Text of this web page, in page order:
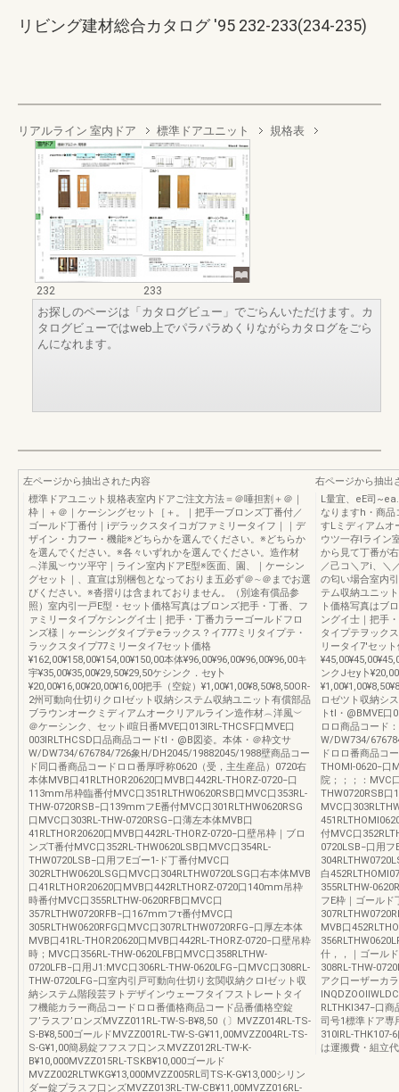
リビング建材総合カタログ '95 232-233(234-235)
リアルライン 室内ドア 標準ドアユニット 規格表
232
233
お探しのページは「カタログビュー」でごらんいただけます。カ
タログビューではweb上でパラパラめくりながらカタログをごら
んになれます。
左ページから抽出された内容
標準ドアユニット規格表室内ドアご注文方法＝＠唾担割＋＠｜
枠｜＋＠｜ケーシングセット［＋。｜把手一ブロンズ丁番付／
ゴールド丁番付｜iデラックスタイコガファミリータイフ｜｜デ
ザイン・力フー・機能※どちらかを選んでください。※どちらか
を選んでください。※各々いずれかを選んでください。造作材
︵洋風︶ウツ平守｜ライン室内ドアE型※医面、園、｜ケーシン
グセット｜、直宣は別梱包となっておりま五必ず＠∼＠までお選
びください。※沓摺りは含まれておりません。（別途有償品参
照）室内引一戸E型・セット価格写真はブロンズ把手・丁番、フ
ァミリータイプケシングイ士｜把手・丁番力ラーゴールドフロ
ンズ様｜ヶーシングタイプテeラックス？イ777ミリタイプテ・
ラックスタイプ77ミリータイ7セット価格
¥162,00¥158,00¥154,00¥150,00本体¥96,00¥96,00¥96,00¥96,00キ
宇¥35,00¥35,00¥29,50¥29,50ケシンク．セy卜
¥20,00¥16,00¥20,00¥16,00把手（空錠）¥1,00¥1,00¥8,50¥8,50OR-
2州可動向仕切りクロlゼット収納システム収納ユニット有償部品
ブラウンオークミディアムオークリアルライン造作材︵洋風︶
＠ケーシンク、セットi喧日番MVE口013IRL-THCSF口MVE口
003IRLTHCSD口品商品コードtl・@B図姿。本体・＠枠文サ
W/DW734/676784/726象H/DH2045/19882045/1988壁商品コー
ド同口番商品コードロロ番厚呼称0620（受，主生産品）0720右
本体MVB口41RLTHOR20620口MVB口442RL-THORZ-0720−口
113mm吊枠臨番付MVC口351RLTHW0620RSB口MVC口353RL-
THW-0720RSB−口139mmフE番付MVC口301RLTHW0620RSG
口MVC口303RL-THW-0720RSG−口薄左本体MVB口
41RLTHOR20620口MVB口442RL-THORZ-0720−口壁吊枠｜ブロ
ンズT番付MVC口352RL-THW0620LSB口MVC口354RL-
THW0720LSB−口用フEゴー1-ド丁番付MVC口
302RLTHW0620LSG口MVC口304RLTHW0720LSG口右本体MVB
口41RLTHOR20620口MVB口442RLTHORZ-0720口140mm吊枠
時番付MVC口355RLTHW-0620RFB口MVC口
357RLTHW0720RFB−口167mmフτ番付MVC口
305RLTHW0620RFG口MVC口307RLTHW0720RFG−口厚左本体
MVB口41RL-THOR20620口MVB口442RL-THORZ-0720−口壁吊粋
時；MVC口356RL-THW-0620LFB口MVC口358RLTHW-
0720LFB−口用J1:MVC口306RL-THW-0620LFG−口MVC口308RL-
THW-0720LFG−口室内引戸可動向仕切り玄関収納クロlゼット収
納システム階段芸ヲトデザインウェーフタイフストレートタイ
フ機能カラー商品コードロロ番価格商品コード品番価格空錠
フ’ラスフ’ロンズMVZZ011RL-TW-S-B¥8,50（〕MVZZ014RL-TS-
S-B¥8,500ゴールドMVZZ001RL-TW-S-G¥11,00MVZZ004RL-TS-
S-G¥1,00簡易錠フフスフ口ンスMVZZ012RL-TW-K-
B¥10,000MVZZ015RL-TSKB¥10,000ゴールド
MVZZ002RLTWKG¥13,000MVZZ005RL司TS-K-G¥13,000シリン
ダー錠プラスフ口ンズMVZZ013RL-TW-CB¥11,00MVZZ016RL-
右ページから抽出
L量宜、eE司
なりますh・商品
すLミディアムオ
ウツ一存lライン
から見て丁番が
／己コ＼アi、＼
の匂い場合室内
テム収納ユニッ
ト価格写真はブ
ングイ士｜把手
タイプテヲック
リータイ7'セッ
ンクJセy卜
ロゼツト収納シ
トtl・@BMVE口
ロロ商品コード
W/DW734/
ドロロ番商品コ
THOMl-0620−口
院；；；：MVC
THW0720RSB口
MVC口
付MVC口
0720LSB−口用フ
白
355RLTHW-
フE枠｜ゴールド
MVB口
什，，｜ゴール
308RL-THW-
アク口ーザーカ
RLTHKl347−口
司号1標準ドア専
310IRL-THK107-
は運搬費・組立